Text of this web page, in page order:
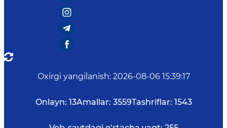
Oxirgi yangilanish: 2026-08-06 15:39:17
Onlayn: 13Amallar: 3559Tashriflar: 1543